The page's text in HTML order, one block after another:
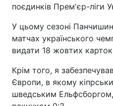
поєдинків Прем'єр-ліги
У цьому сезоні
матчах українського
видати 18 жовтих
Крім того, я
Європи, в якому
шведським